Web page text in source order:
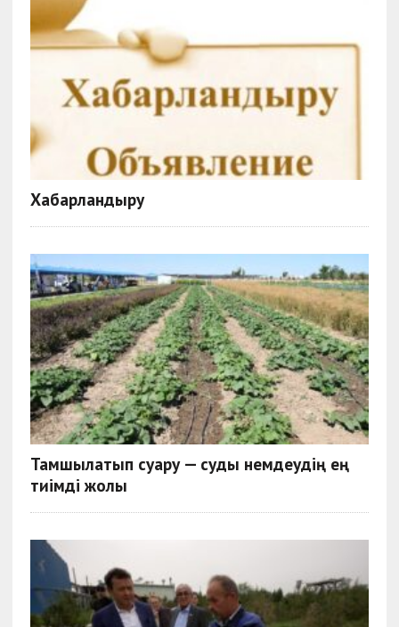
Хабарландыру
Тамшылатып суару — суды үнемдеудің ең
тиімді жолы